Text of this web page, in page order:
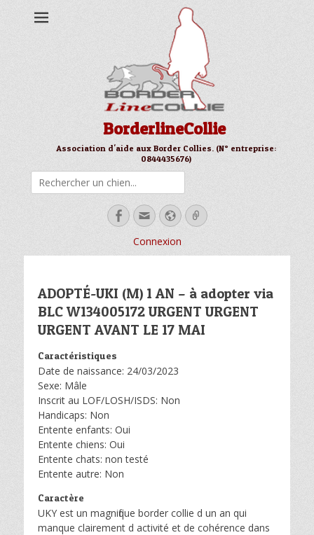
BorderlineCollie
Association d'aide aux Border Collies. (N° entreprise:
0844435676)
Facebook
EmailSite
web
Link
Connexion
ADOPTÉ-UKI (M) 1 AN – à adopter via
BLC W134005172 URGENT URGENT
URGENT AVANT LE 17 MAI
Caractéristiques
Date de naissance: 24/03/2023
Sexe: Mâle
Inscrit au LOF/LOSH/ISDS: Non
Handicaps: Non
Entente enfants: Oui
Entente chiens: Oui
Entente chats: non testé
Entente autre: Non
Caractère
UKY est un magnifique border collie d un an qui
manque clairement d activité et de cohérence dans